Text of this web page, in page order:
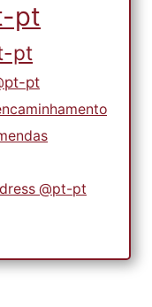
pt
pt
pt
@pt-pt